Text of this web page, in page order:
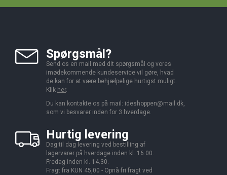
Spørgsmål?
Send os en mail med dit spørgsmål og vores
imødekommende kundeservice vil gøre, hvad
de kan for at være behjælpelige hurtigst muligt.
Klik her.
Du kan kontakte os på mail: ideshoppen@mail.dk,
som vi besvarer inden for 3 hverdage.
Hurtig levering
Dag til dag levering ved bestilling af
lagervarer på hverdage inden kl. 16.00.
Fredag inden kl. 14.30.
Fragt fra KUN 45,00 - Opnå fri fragt ved